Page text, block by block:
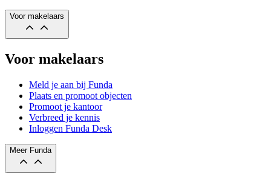
Voor makelaars
Voor makelaars
Meld je aan bij Funda
Plaats en promoot objecten
Promoot je kantoor
Verbreed je kennis
Inloggen Funda Desk
Meer Funda